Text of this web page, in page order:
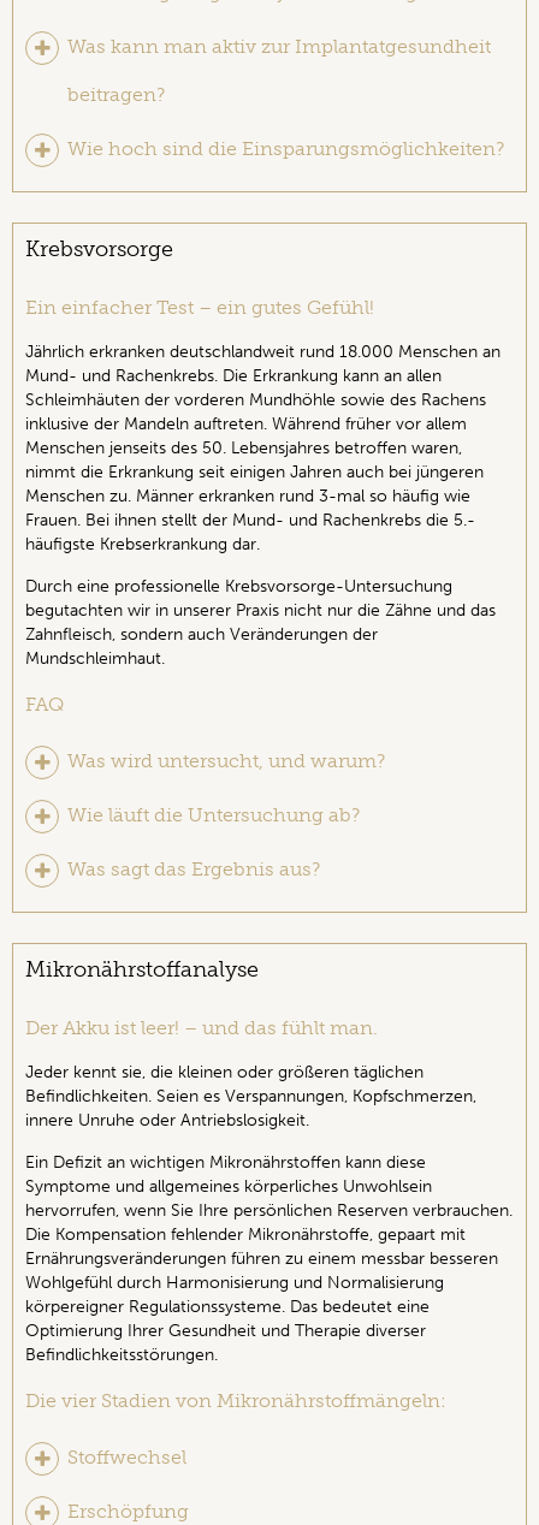
Was kann man aktiv zur Implantatgesundheit
beitragen?
Wie hoch sind die Einsparungsmöglichkeiten?
Krebsvorsorge
Ein einfacher Test – ein gutes Gefühl!
Jährlich erkranken deutschlandweit rund 18.000 Menschen an
Mund- und Rachenkrebs. Die Erkrankung kann an allen
Schleimhäuten der vorderen Mundhöhle sowie des Rachens
inklusive der Mandeln auftreten. Während früher vor allem
Menschen jenseits des 50. Lebensjahres betroffen waren,
nimmt die Erkrankung seit einigen Jahren auch bei jüngeren
Menschen zu. Männer erkranken rund 3-mal so häufig wie
Frauen. Bei ihnen stellt der Mund- und Rachenkrebs die 5.-
häufigste Krebserkrankung dar.
Durch eine professionelle Krebsvorsorge-Untersuchung
begutachten wir in unserer Praxis nicht nur die Zähne und das
Zahnfleisch, sondern auch Veränderungen der
Mundschleimhaut.
FAQ
Was wird untersucht, und warum?
Wie läuft die Untersuchung ab?
Was sagt das Ergebnis aus?
Mikronährstoffanalyse
Der Akku ist leer! – und das fühlt man.
Jeder kennt sie, die kleinen oder größeren täglichen
Befindlichkeiten. Seien es Verspannungen, Kopfschmerzen,
innere Unruhe oder Antriebslosigkeit.
Ein Defizit an wichtigen Mikronährstoffen kann diese
Symptome und allgemeines körperliches Unwohlsein
hervorrufen, wenn Sie Ihre persönlichen Reserven verbrauchen.
Die Kompensation fehlender Mikronährstoffe, gepaart mit
Ernährungsveränderungen führen zu einem messbar besseren
Wohlgefühl durch Harmonisierung und Normalisierung
körpereigner Regulationssysteme. Das bedeutet eine
Optimierung Ihrer Gesundheit und Therapie diverser
Befindlichkeitsstörungen.
Die vier Stadien von Mikronährstoffmängeln:
Stoffwechsel
Erschöpfung